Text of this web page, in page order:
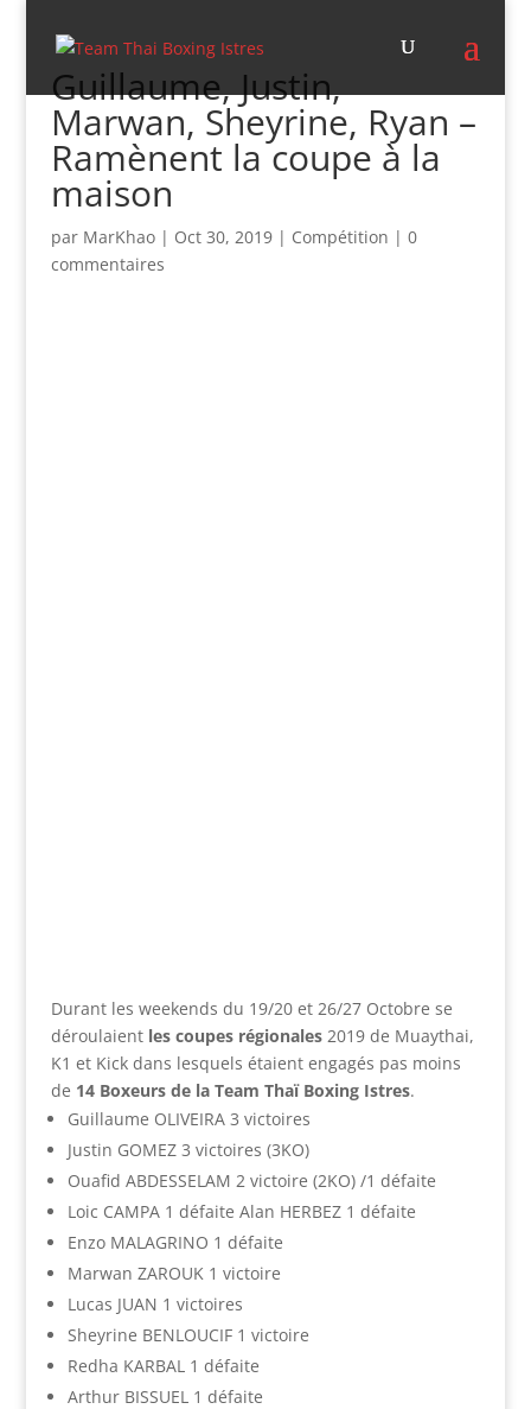
Guillaume, Justin,
Marwan, Sheyrine, Ryan –
Ramènent la coupe à la
maison
par MarKhao| Oct 30, 2019| Compétition | 0
commentaires
Durant les weekends du 19/20 et 26/27 Octobre se
déroulaient les coupes régionales2019 de Muaythai,
K1 et Kick dans lesquels étaient engagés pas moins
de 14 Boxeurs de la Team Thaï Boxing Istres.
Guillaume OLIVEIRA 3 victoires
Justin GOMEZ 3 victoires (3KO)
Ouafid ABDESSELAM 2 victoire (2KO) /1 défaite
Loic CAMPA 1 défaite Alan HERBEZ 1 défaite
Enzo MALAGRINO 1 défaite
Marwan ZAROUK 1 victoire
Lucas JUAN 1 victoires
Sheyrine BENLOUCIF 1 victoire
Redha KARBAL 1 défaite
Arthur BISSUEL 1 défaite